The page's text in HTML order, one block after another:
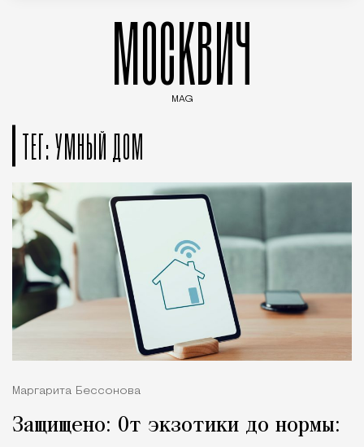
МОСКВИЧ
MAG
ТЕГ: УМНЫЙ ДОМ
Маргарита Бессонова
Защищено: От экзотики до нормы: